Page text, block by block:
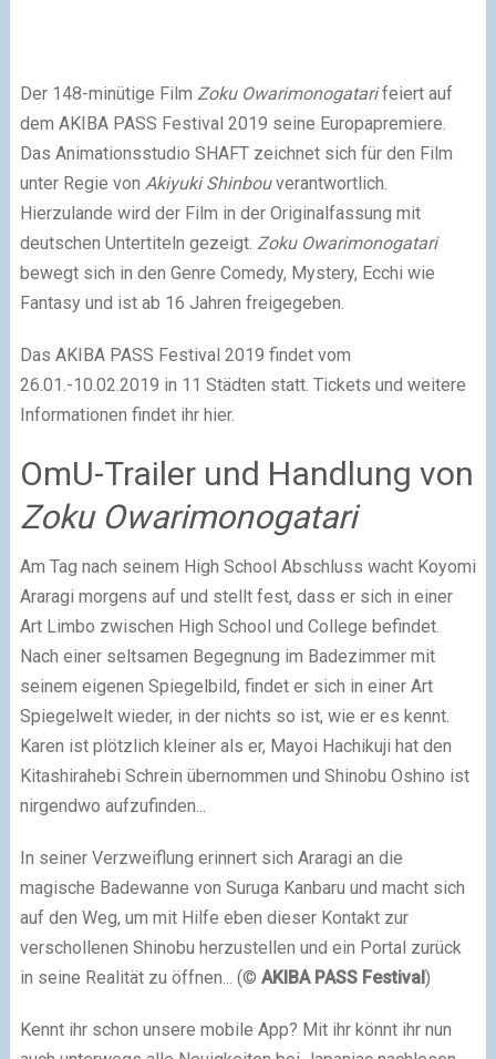
Der 148-minütige Film Zoku Owarimonogatarifeiert auf
dem AKIBA PASS Festival 2019 seine Europapremiere.
Das Animationsstudio SHAFT zeichnet sich für den Film
unter Regie von Akiyuki Shinbouverantwortlich.
Hierzulande wird der Film in der Originalfassung mit
deutschen Untertiteln gezeigt. Zoku Owarimonogatari
bewegt sich in den Genre Comedy, Mystery, Ecchi wie
Fantasy und ist ab 16 Jahren freigegeben.
Das AKIBA PASS Festival 2019 findet vom
26.01.-10.02.2019 in 11 Städten statt. Tickets und weitere
Informationen findet ihr hier.
OmU-Trailer und Handlung von
Zoku Owarimonogatari
Am Tag nach seinem High School Abschluss wacht Koyomi
Araragi morgens auf und stellt fest, dass er sich in einer
Art Limbo zwischen High School und College befindet.
Nach einer seltsamen Begegnung im Badezimmer mit
seinem eigenen Spiegelbild, findet er sich in einer Art
Spiegelwelt wieder, in der nichts so ist, wie er es kennt.
Karen ist plötzlich kleiner als er, Mayoi Hachikuji hat den
Kitashirahebi Schrein übernommen und Shinobu Oshino ist
nirgendwo aufzufinden...
In seiner Verzweiflung erinnert sich Araragi an die
magische Badewanne von Suruga Kanbaru und macht sich
auf den Weg, um mit Hilfe eben dieser Kontakt zur
verschollenen Shinobu herzustellen und ein Portal zurück
in seine Realität zu öffnen... (© AKIBA PASS Festival)
Kennt ihr schon unsere mobile App? Mit ihr könnt ihr nun